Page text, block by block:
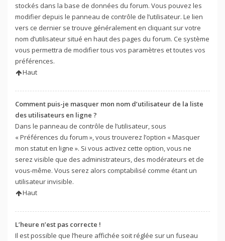
stockés dans la base de données du forum. Vous pouvez les
modifier depuis le panneau de contrôle de l’utilisateur. Le lien
vers ce dernier se trouve généralement en cliquant sur votre
nom d’utilisateur situé en haut des pages du forum. Ce système
vous permettra de modifier tous vos paramètres et toutes vos
préférences.
Haut
Comment puis-je masquer mon nom d’utilisateur de la liste
des utilisateurs en ligne ?
Dans le panneau de contrôle de l’utilisateur, sous
« Préférences du forum », vous trouverez l’option « Masquer
mon statut en ligne ». Si vous activez cette option, vous ne
serez visible que des administrateurs, des modérateurs et de
vous-même. Vous serez alors comptabilisé comme étant un
utilisateur invisible.
Haut
L’heure n’est pas correcte !
Il est possible que l’heure affichée soit réglée sur un fuseau